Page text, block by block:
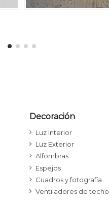
Decoración
Luz Interior
Luz Exterior
Alfombras
Espejos
Cuadros y fotografía
Ventiladores de techo